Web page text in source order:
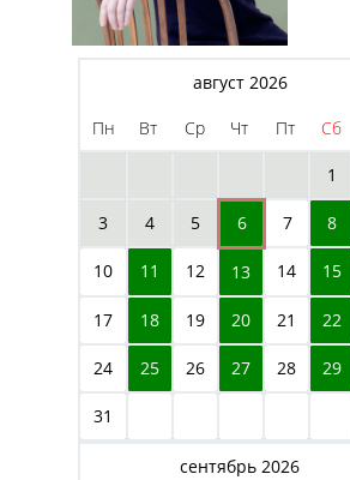
август 2026
Пн
Вт Ср Чт Пт Сб
1
3 4 5 6 7 8
10 11 12 13 14 15
17 18 19 20 21 22
24 25 26 27 28 29
31
сентябрь 2026